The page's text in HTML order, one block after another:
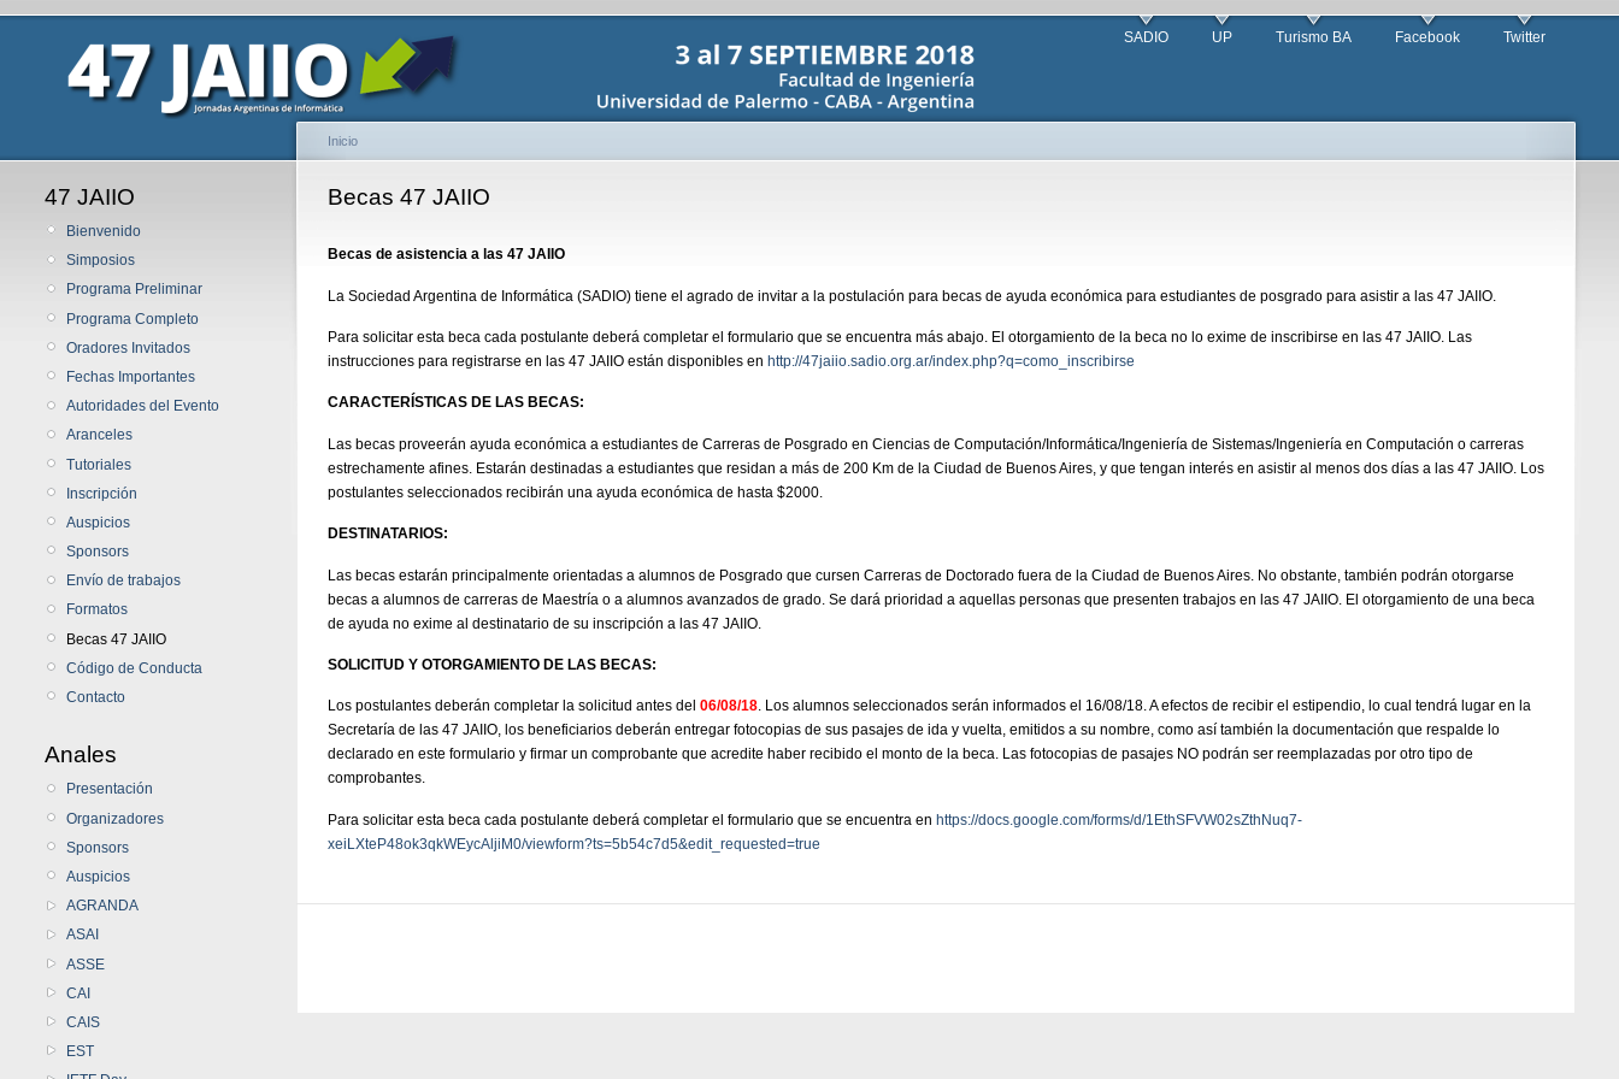
SADIO UP Turismo BA Facebook Twitter
47 JAIIO
Bienvenido
Simposios
Programa Preliminar
Programa Completo
Oradores Invitados
Fechas Importantes
Autoridades del Evento
Aranceles
Tutoriales
Inscripción
Auspicios
Sponsors
Envío de trabajos
Formatos
Becas 47 JAIIO
Código de Conducta
Contacto
Anales
Presentación
Organizadores
Sponsors
Auspicios
AGRANDA
ASAI
ASSE
CAI
CAIS
EST
Inicio
Becas 47 JAIIO
Becas de asistencia a las 47 JAIIO
La Sociedad Argentina de Informática (SADIO) tiene el agrado de invitar a la postulación para becas de ayuda económica para estudiantes de posgrado para asistir a las 47 JAIIO.
Para solicitar esta beca cada postulante deberá completar el formulario que se encuentra más abajo. El otorgamiento de la beca no lo exime de inscribirse en las 47 JAIIO. Las
instrucciones para registrarse en las 47 JAIIO están disponibles en http://47jaiio.sadio.org.ar/index.php?q=como_inscribirse
CARACTERÍSTICAS DE LAS BECAS:
Las becas proveerán ayuda económica a estudiantes de Carreras de Posgrado en Ciencias de Computación/Informática/Ingeniería de Sistemas/Ingeniería en Computación o carreras
estrechamente afines. Estarán destinadas a estudiantes que residan a más de 200 Km de la Ciudad de Buenos Aires, y que tengan interés en asistir al menos dos días a las 47 JAIIO. Los
postulantes seleccionados recibirán una ayuda económica de hasta $2000.
DESTINATARIOS:
Las becas estarán principalmente orientadas a alumnos de Posgrado que cursen Carreras de Doctorado fuera de la Ciudad de Buenos Aires. No obstante, también podrán otorgarse
becas a alumnos de carreras de Maestría o a alumnos avanzados de grado. Se dará prioridad a aquellas personas que presenten trabajos en las 47 JAIIO. El otorgamiento de una beca
de ayuda no exime al destinatario de su inscripción a las 47 JAIIO.
SOLICITUD Y OTORGAMIENTO DE LAS BECAS:
Los postulantes deberán completar la solicitud antes del 06/08/18. Los alumnos seleccionados serán informados el 16/08/18. A efectos de recibir el estipendio, lo cual tendrá lugar en la
Secretaría de las 47 JAIIO, los beneficiarios deberán entregar fotocopias de sus pasajes de ida y vuelta, emitidos a su nombre, como así también la documentación que respalde lo
declarado en este formulario y firmar un comprobante que acredite haber recibido el monto de la beca. Las fotocopias de pasajes NO podrán ser reemplazadas por otro tipo de
comprobantes.
Para solicitar esta beca cada postulante deberá completar el formulario que se encuentra en https://docs.google.com/forms/d/1EthSFVW02sZthNuq7-
xeiLXteP48ok3qkWEycAljiM0/viewform?ts=5b54c7d5&edit_requested=true